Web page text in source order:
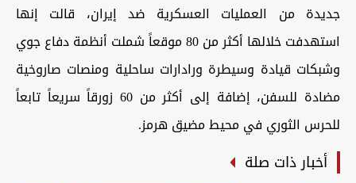
جديدة من العمليات العسكرية ضد إيران، قالت إنها
استهدفت خلالها أكثر من 80 موقعاً شملت أنظمة دفاع جوي
وشبكات قيادة وسيطرة ورادارات ساحلية ومنصات صاروخية
مضادة للسفن، إضافة إلى أكثر من 60 زورقاً سريعاً تابعاً
للحرس الثوري في محيط مضيق هرمز.
أخبار ذات صلة